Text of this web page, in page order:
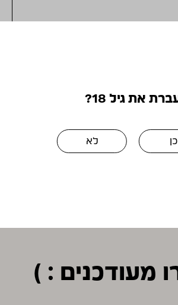
את גיל 18?
כן לא
לא נרשמת למועדון?
מעודכנים : )